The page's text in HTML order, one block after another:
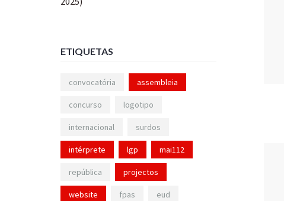
ETIQUETAS
convocatória assembleia
concurso logotipo
internacional surdos
intérprete lgp mai112
república projectos
website fpas eud